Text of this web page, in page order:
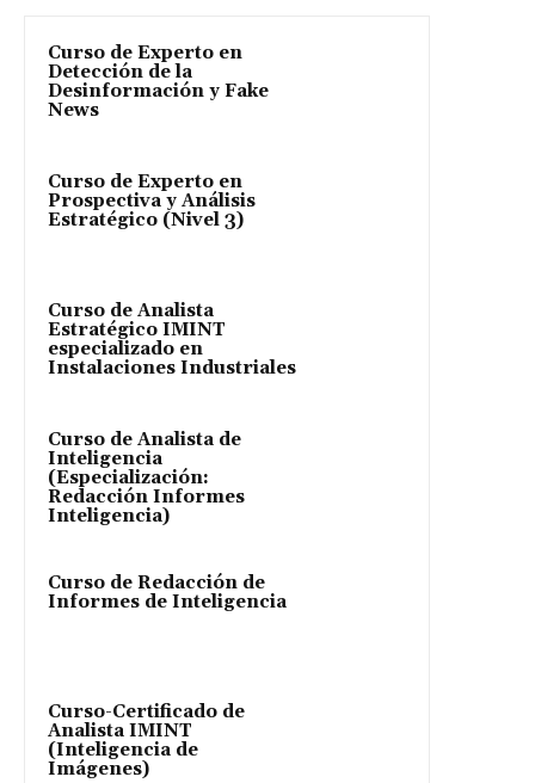
Curso de Experto en
Detección de la
Desinformación y Fake
News
Curso de Experto en
Prospectiva y Análisis
Estratégico (Nivel 3)
Curso de Analista
Estratégico IMINT
especializado en
Instalaciones Industriales
Curso de Analista de
Inteligencia
(Especialización:
Redacción Informes
Inteligencia)
Curso de Redacción de
Informes de Inteligencia
Curso-Certificado de
Analista IMINT
(Inteligencia de
Imágenes)